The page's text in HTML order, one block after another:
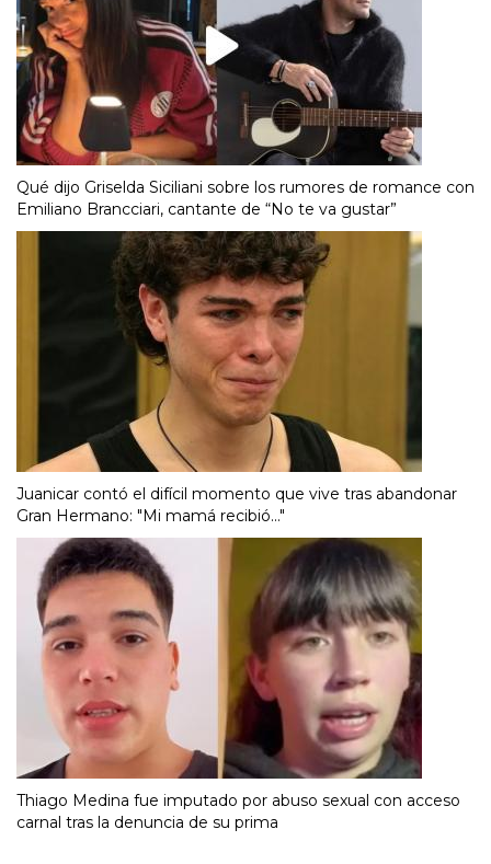
Qué dijo Griselda Siciliani sobre los rumores de romance con
Emiliano Brancciari, cantante de “No te va gustar”
Juanicar contó el difícil momento que vive tras abandonar
Gran Hermano: "Mi mamá recibió..."
Thiago Medina fue imputado por abuso sexual con acceso
carnal tras la denuncia de su prima